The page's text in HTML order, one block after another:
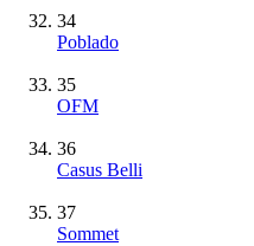
34
Poblado
35
OFM
36
Casus Belli
37
Sommet